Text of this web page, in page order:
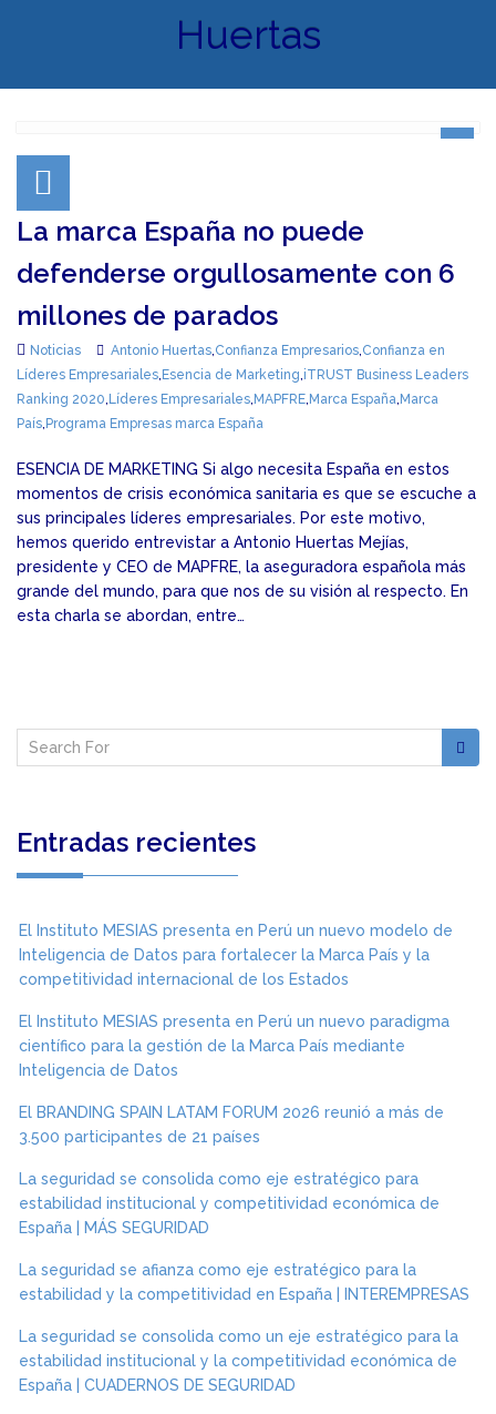
Huertas
La marca España no puede
defenderse orgullosamente con 6
millones de parados
Noticias Antonio Huertas,Confianza Empresarios,Confianza en
Líderes Empresariales, Esencia de Marketing,iTRUST Business Leaders
Ranking 2020, Líderes Empresariales, MAPFRE, Marca España, Marca
País, Programa Empresas marca España
ESENCIA DE MARKETING Si algo necesita España en estos
momentos de crisis económica sanitaria es que se escuche a
sus principales líderes empresariales. Por este motivo,
hemos querido entrevistar a Antonio Huertas Mejías,
presidente y CEO de MAPFRE, la aseguradora española más
grande del mundo, para que nos de su visión al respecto. En
esta charla se abordan, entre…
Entradas recientes
El Instituto MESIAS presenta en Perú un nuevo modelo de
Inteligencia de Datos para fortalecer la Marca País y la
competitividad internacional de los Estados
El Instituto MESIAS presenta en Perú un nuevo paradigma
científico para la gestión de la Marca País mediante
Inteligencia de Datos
El BRANDING SPAIN LATAM FORUM 2026 reunió a más de
3.500 participantes de 21 países
La seguridad se consolida como eje estratégico para
estabilidad institucional y competitividad económica de
España | MÁS SEGURIDAD
La seguridad se afianza como eje estratégico para la
estabilidad y la competitividad en España | INTEREMPRESAS
La seguridad se consolida como un eje estratégico para la
estabilidad institucional y la competitividad económica de
España | CUADERNOS DE SEGURIDAD